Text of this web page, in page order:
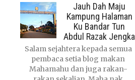
Jauh Dah Maju
Kampung Halaman
Ku Bandar Tun
Abdul Razak Jengka
Salam sejahtera kepada semua
pembaca setia blog makan
Mahamahu dan juga rakan-